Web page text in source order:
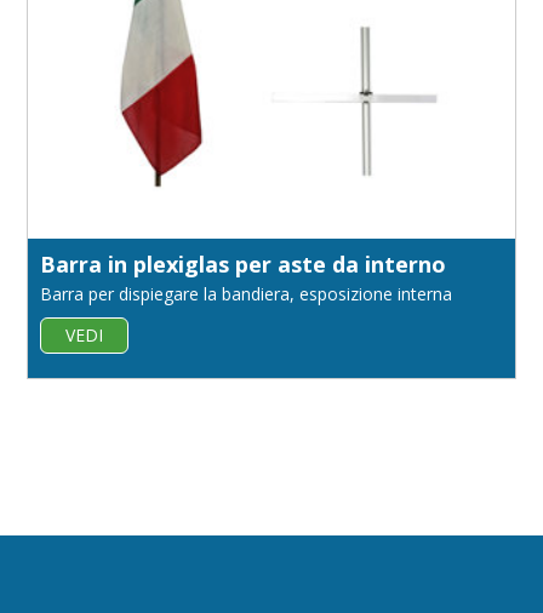
Barra in plexiglas per aste da interno
Barra per dispiegare la bandiera, esposizione interna
VEDI